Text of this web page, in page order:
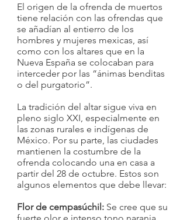
El origen de la ofrenda de muertos
tiene relación con las ofrendas que
se añadían al entierro de los
hombres y mujeres mexicas, así
como con los altares que en la
Nueva España se colocaban para
interceder por las “ánimas benditas
o del purgatorio”.
La tradición del altar sigue viva en
pleno siglo XXI, especialmente en
las zonas rurales e indígenas de
México. Por su parte, las ciudades
mantienen la costumbre de la
ofrenda colocando una en casa a
partir del 28 de octubre. Estos son
algunos elementos que debe llevar:
Flor de cempasúchil: Se cree que su